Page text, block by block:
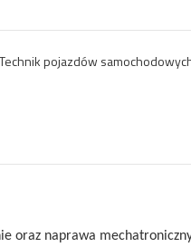
Technik pojazdów
oraz naprawa